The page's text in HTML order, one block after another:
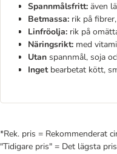
Spannmålsfritt: även
Betmassa: rik på
Linfröolja: rik på
Näringsrikt: med
Utan spannmål, soja
Inget bearbetat kött,
*Rek. pris = Rekommenderat
"Tidigare pris" = Det lägsta